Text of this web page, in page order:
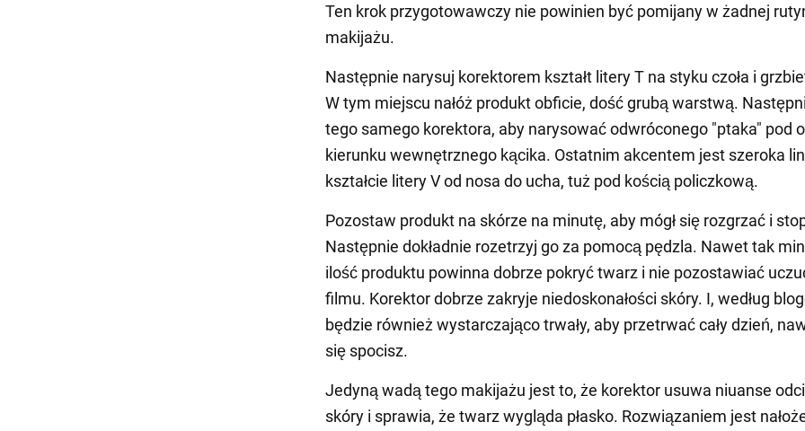
Ten krok przygotowawczy nie powinien być pomijany w żadnej
makijażu.
Następnie narysuj korektorem kształt litery T na styku czoła i
W tym miejscu nałóż produkt obficie, dość grubą warstwą.
tego samego korektora, aby narysować odwróconego "ptaka" pod
kierunku wewnętrznego kącika. Ostatnim akcentem jest szeroka
kształcie litery V od nosa do ucha, tuż pod kością policzkową.
Pozostaw produkt na skórze na minutę, aby mógł się rozgrzać i
Następnie dokładnie rozetrzyj go za pomocą pędzla. Nawet tak
ilość produktu powinna dobrze pokryć twarz i nie pozostawiać
filmu. Korektor dobrze zakryje niedoskonałości skóry. I, według
będzie również wystarczająco trwały, aby przetrwać cały dzień,
się spocisz.
Jedyną wadą tego makijażu jest to, że korektor usuwa niuanse
skóry i sprawia, że twarz wygląda płasko. Rozwiązaniem jest